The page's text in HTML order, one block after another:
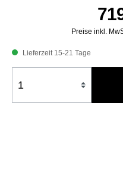
Preise inkl.
Lieferzeit 15-21 Tage